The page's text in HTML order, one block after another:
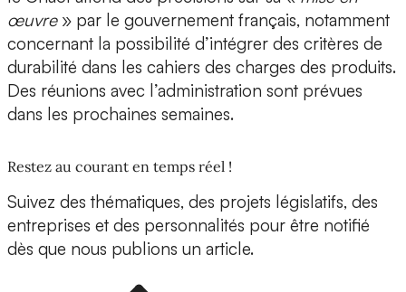
œuvre» par le gouvernement français, notamment
concernant la possibilité d’intégrer des critères de
durabilité dans les cahiers des charges des produits.
Des réunions avec l’administration sont prévues
dans les prochaines semaines.
Restez au courant en temps réel !
Suivez des thématiques, des projets législatifs, des
entreprises et des personnalités pour être notifié
dès que nous publions un article.